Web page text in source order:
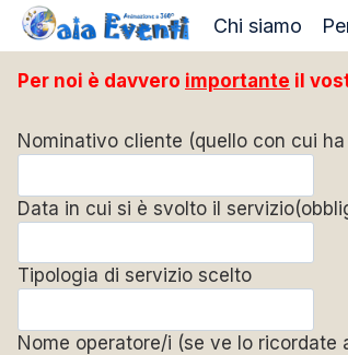
Salta
Chi siamo
Per noi è davvero importante il
Nominativo cliente (quello con cui
Data in cui si è svolto il servizio
Tipologia di servizio scelto
Nome operatore/i (se ve lo ricordate